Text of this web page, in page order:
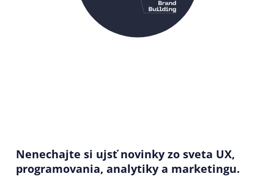
Nenechajte si ujsť novinky zo sveta UX,
programovania, analytiky a marketingu.